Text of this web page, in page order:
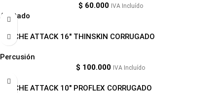
$ 60.000 IVA Incluído
Agotado
PARCHE ATTACK 16″ THINSKIN CORRUGADO
Percusión
$ 100.000 IVA Incluído
PARCHE ATTACK 10″ PROFLEX CORRUGADO